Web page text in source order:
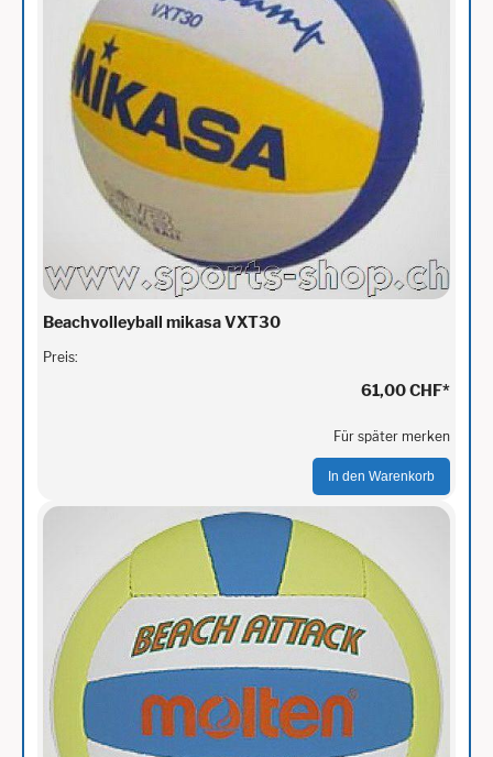
Beachvolleyball mikasa VXT30
Preis:
61,00 CHF*
Für später merken
In den Warenkorb